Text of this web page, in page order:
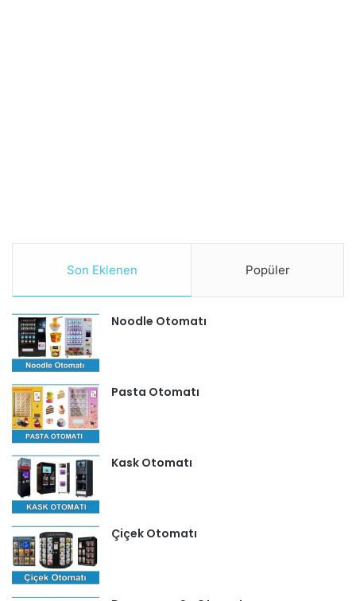
Son Eklenen Popüler
Noodle Otomatı
Pasta Otomatı
Kask Otomatı
Çiçek Otomatı